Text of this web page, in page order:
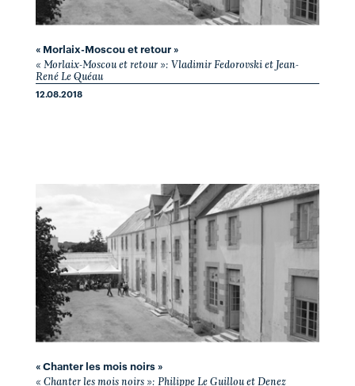
« Morlaix-Moscou et retour »
« Morlaix-Moscou et retour »: Vladimir Fedorovski et Jean-
René Le Quéau
12.08.2018
« Chanter les mois noirs »
« Chanter les mois noirs »: Philippe Le Guillou et Denez